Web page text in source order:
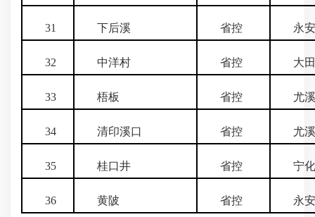
31 下后溪 省控 永安
32 中洋村 省控 大田
33 梧板 省控 尤溪
34 清印溪口 省控 尤溪
35 桂口井 省控 宁化
36 黄陂 省控 永安